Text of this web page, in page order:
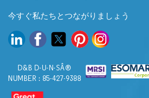
今すぐ私たちとつながりましょう
D&B D-U-N-SÂ®
NUMBER : 85-427-9388